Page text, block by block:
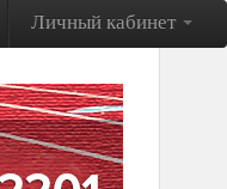
Личный кабинет